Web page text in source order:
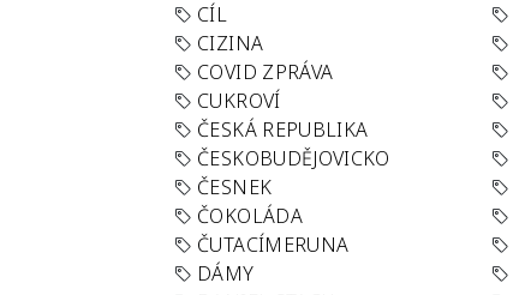
CÍL
CIZINA
COVID ZPRÁVA
CUKROVÍ
ČESKÁ REPUBLIKA
ČESKOBUDĚJOVICKO
ČESNEK
ČOKOLÁDA
ČUTACÍMERUNA
DÁMY